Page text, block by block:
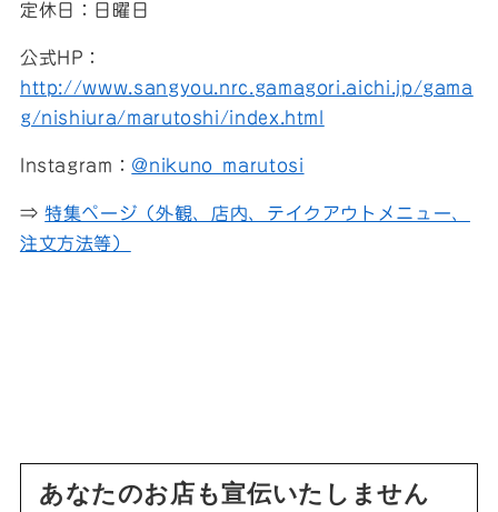
定休日：日曜日
公式HP：
http://www.sangyou.nrc.gamagori.aichi.jp/gama
g/nishiura/marutoshi/index.html
Instagram： @nikuno_marutosi
⇒特集ページ（外観、店内、テイクアウトメニュー、
注文方法等）
あなたのお店も宣伝いたしません